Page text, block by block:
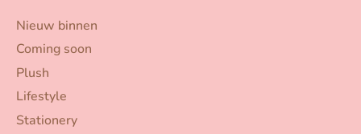
Nieuw binnen
Coming soon
Plush
Lifestyle
Stationery